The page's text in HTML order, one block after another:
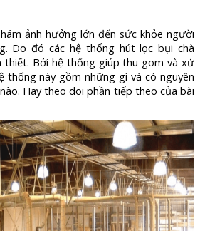
ảnh hưởng lớn đến sức khỏe người
Do đó các hệ thống hút lọc bụi chà
thiết. Bởi hệ thống giúp thu gom và xử
thống này gồm những gì và có nguyên
Hãy theo dõi phần tiếp theo của bài